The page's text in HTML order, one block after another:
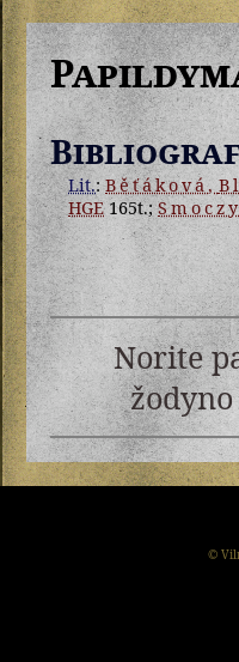
Lit.:Běťáková,
HGE165t.;
Norite
©